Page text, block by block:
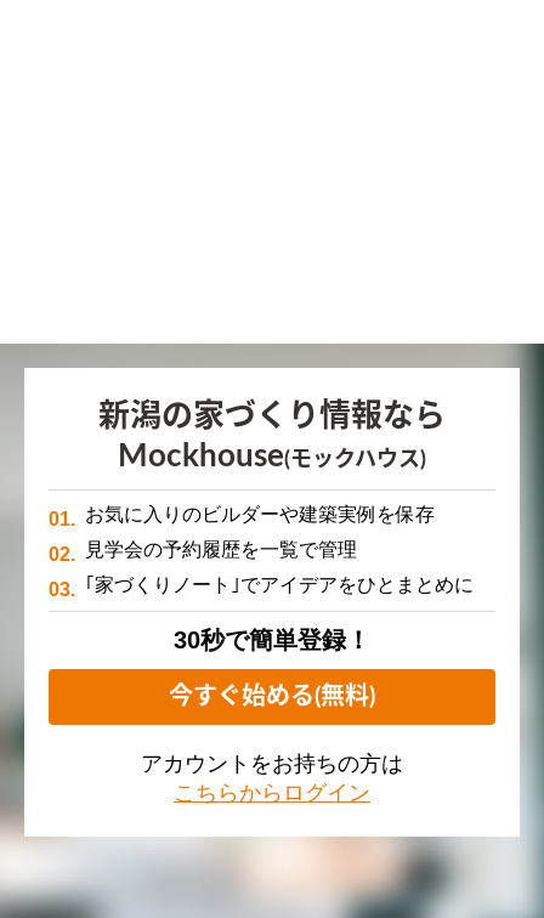
新潟の家づくり情報なら
Mockhouse(モックハウス)
お気に入りのビルダーや建築実例を保存
見学会の予約履歴を一覧で管理
｢家づくりノート｣でアイデアをひとまとめに
30秒で簡単登録！
今すぐ始める(無料)
アカウントをお持ちの方は
こちらからログイン